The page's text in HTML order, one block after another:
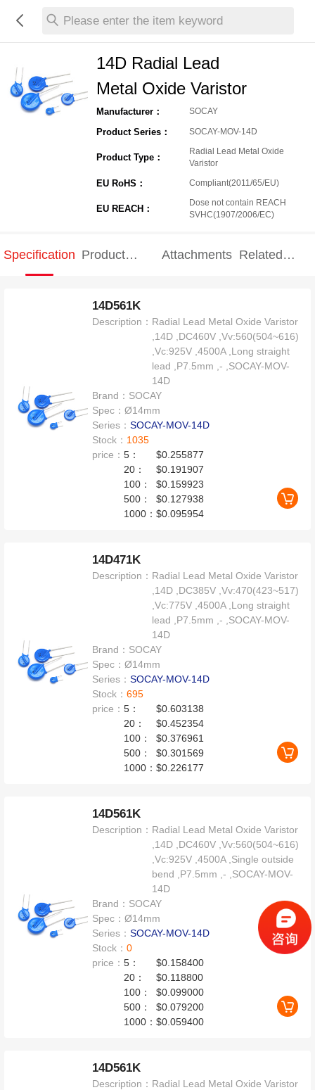
Please enter the item keyword
14D Radial Lead
Metal Oxide Varistor
Manufacturer： SOCAY
Product Series： SOCAY-MOV-14D
Product Type：
Radial Lead Metal Oxide
Varistor
EU RoHS： Compliant(2011/65/EU)
EU REACH：
Dose not contain REACH
SVHC(1907/2006/EC)
Specification Product
Attachments Related
14D561K
Description： Radial Lead Metal Oxide Varistor
,14D ,DC460V ,Vv:560(504~616)
,Vc:925V ,4500A ,Long straight
lead ,P7.5mm ,- ,SOCAY-MOV-
14D
Brand： SOCAY
Spec：Ø14mm
Series：SOCAY-MOV-14D
Stock： 1035
price：5：
$0.255877
20：
$0.191907
100：
$0.159923
500：
$0.127938
1000：$0.095954
14D471K
Description： Radial Lead Metal Oxide Varistor
,14D ,DC385V ,Vv:470(423~517)
,Vc:775V ,4500A ,Long straight
lead ,P7.5mm ,- ,SOCAY-MOV-
14D
Brand： SOCAY
Spec：Ø14mm
Series：SOCAY-MOV-14D
Stock：695
price：5：
$0.603138
20：
$0.452354
100：
$0.376961
500：
$0.301569
1000：$0.226177
14D561K
Description： Radial Lead Metal Oxide Varistor
,14D ,DC460V ,Vv:560(504~616)
,Vc:925V ,4500A ,Single outside
bend ,P7.5mm ,- ,SOCAY-MOV-
14D
Brand： SOCAY
Spec：Ø14mm
Series：SOCAY-MOV-14D
Stock：0
price：5：
$0.158400
20：
$0.118800
100：
$0.099000
500：
$0.079200
1000：$0.059400
14D561K
Description： Radial Lead Metal Oxide Varistor